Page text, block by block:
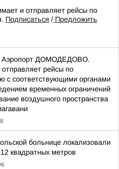
и отправляет рейсы по
Подписаться / Предложить
Аэропорт ДОМОДЕДОВО.
рейсы по
с соответствующими органами
временных ограничений
воздушного пространства
больнице локализовали
квадратных метров